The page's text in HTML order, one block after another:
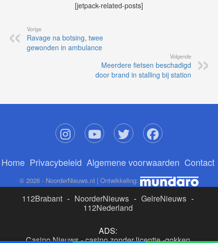
[jetpack-related-posts]
Vorige
Ravage na botsing, twee
gewonden in ambulance
Volgende
Meerdere fietsen beschadigd
door brand in stalling bij station
Home Privacybeleid Algemene voorwaarden Contact
© 2026 - NoorderNieuws.nl | Ontwikkeling:
112Brabant - NoorderNieuws - GelreNieuws -
112Nederland
ADS:
Casino Nieuws-casino zonder licentie-gokken